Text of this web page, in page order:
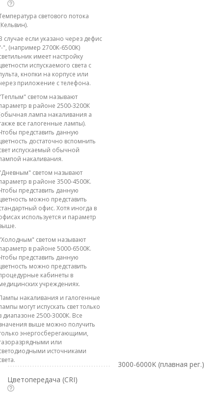
светового потока
случае если указано через дефис
", (например 2700К-6500К)
имеет настройку
испускаемого света с
кнопки на корпусе или
приложение с телефона.
светом называют
в районе 2500-3200К
лампа накаливания а
все галогенные лампы).
представить данную
достаточно вспомнить
испускаемый обычной
накаливания.
светом называют
в районе 3500-4500К.
представить данную
можно представить
офис. Хотя иногда в
используется и параметр
светом называют
в районе 5000-6500К.
представить данную
можно представить
кабинеты в
учреждениях.
накаливания и галогенные
могут испускать свет только
диапазоне 2500-3000К. Все
выше можно получить
энергосберегающими,
или
источниками
3000-6000K (плавная рег.)
Цветопередача (CRI)